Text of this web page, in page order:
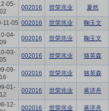
05-
02
002016 世荣兆业 夏然
11-05 002016 世荣兆业 鞠玉文
04-
09
002016 世荣兆业 鞠玉文
03-
05
002016 世荣兆业 骆英森
09-
16
002016 世荣兆业 骆英森
01-
12
002016 世荣兆业 蒋济舟
12-
002016 世荣兆业 蒋济舟